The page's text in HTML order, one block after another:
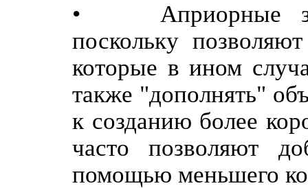
• Априорные
поскольку
которые в ином
также "дополнять"
к созданию более
часто позволяют
помощью меньшего